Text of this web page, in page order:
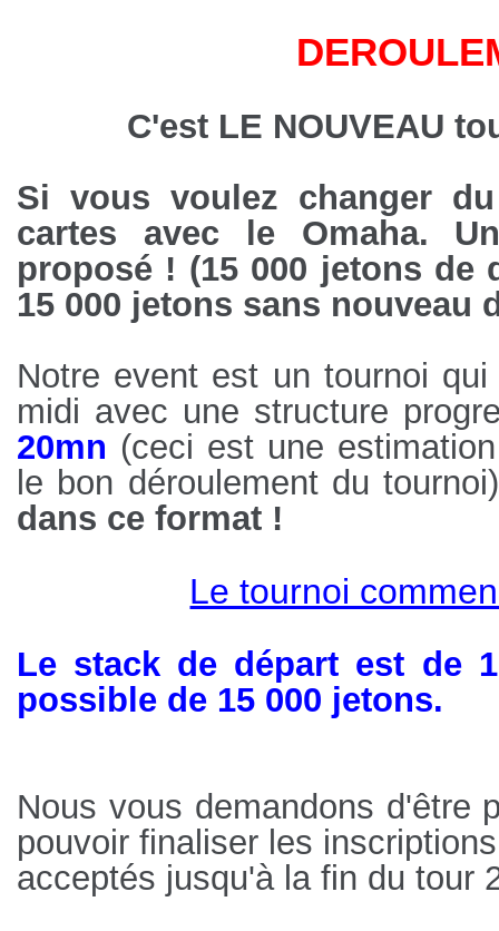
C'est LE NOUVEAU
Si vous voulez changer
cartes avec le Omaha.
proposé ! (15 000 jetons de
15 000 jetons sans nouveau
Notre event est un tournoi
midi avec une structure
20mn (ceci est une
le bon déroulement du
dans ce format !
Le tournoi
Le stack de départ est de
possible de 15 000 jetons.
Nous vous demandons d'être
pouvoir finaliser les
acceptés jusqu'à la fin du tour